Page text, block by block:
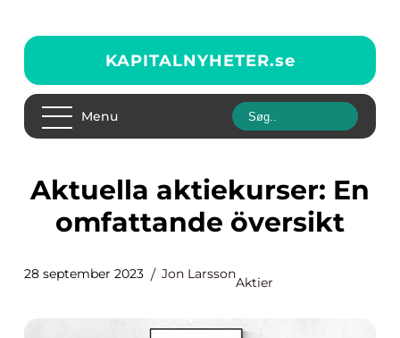
KAPITALNYHETER.se
Menu
Aktuella aktiekurser: En
omfattande översikt
28 september 2023 Jon Larsson
Aktier